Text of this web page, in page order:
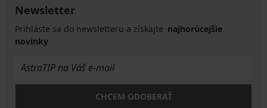
Newsletter
Prihláste sa do newsletteru a získajte najhorúcejšie
novinky
CHCEM ODOBERAŤ